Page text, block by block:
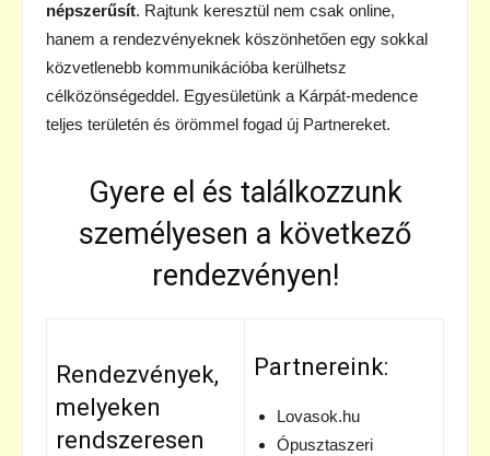
népszerűsít. Rajtunk keresztül nem csak online,
hanem a rendezvényeknek köszönhetően egy sokkal
közvetlenebb kommunikációba kerülhetsz
célközönségeddel. Egyesületünk a Kárpát-medence
teljes területén és örömmel fogad új Partnereket.
Gyere el és találkozzunk
személyesen a következő
rendezvényen!
Rendezvények,
melyeken
rendszeresen
Partnereink:
Lovasok.hu
Ópusztaszeri